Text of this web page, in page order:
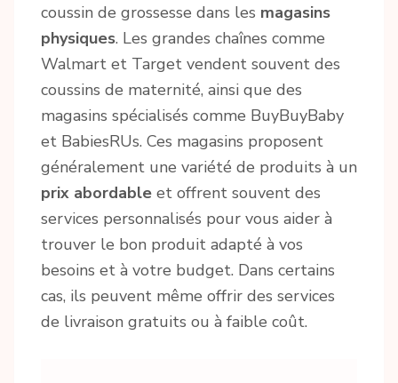
coussin de grossesse dans les magasins
physiques. Les grandes chaînes comme
Walmart et Target vendent souvent des
coussins de maternité, ainsi que des
magasins spécialisés comme BuyBuyBaby
et BabiesRUs. Ces magasins proposent
généralement une variété de produits à un
prix abordable et offrent souvent des
services personnalisés pour vous aider à
trouver le bon produit adapté à vos
besoins et à votre budget. Dans certains
cas, ils peuvent même offrir des services
de livraison gratuits ou à faible coût.